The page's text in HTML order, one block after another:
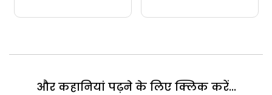
और कहानियां पढ़ने के लिए क्लिक करें...